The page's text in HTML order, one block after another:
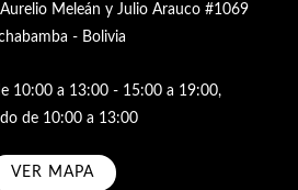
Meleán y Julio Arauco #1069
- Bolivia
10:00 a 13:00 - 15:00 a 19:00,
de 10:00 a 13:00
VER MAPA